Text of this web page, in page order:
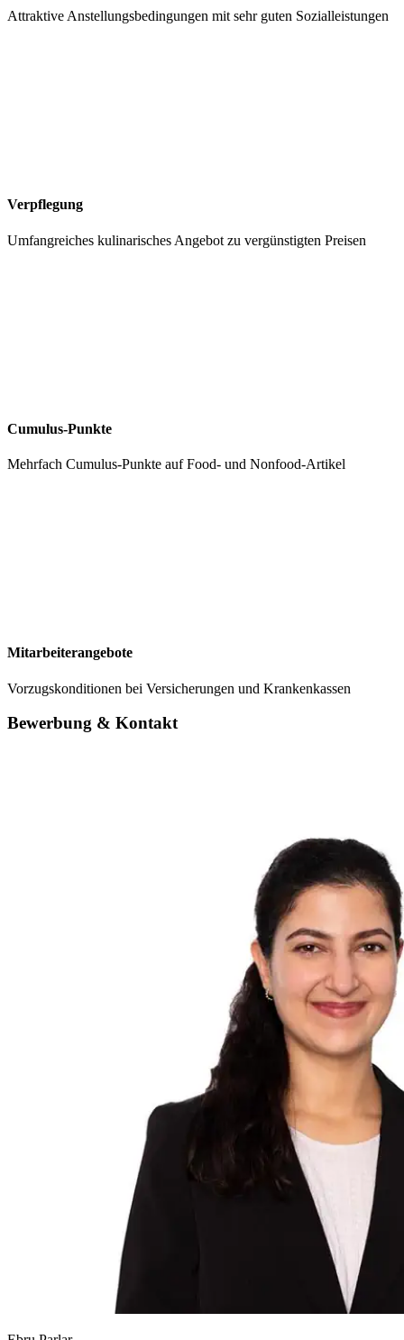
Attraktive Anstellungsbedingungen mit sehr guten Sozialleistungen
Verpflegung
Umfangreiches kulinarisches Angebot zu vergünstigten Preisen
Cumulus-Punkte
Mehrfach Cumulus-Punkte auf Food- und Nonfood-Artikel
Mitarbeiterangebote
Vorzugskonditionen bei Versicherungen und Krankenkassen
Bewerbung & Kontakt